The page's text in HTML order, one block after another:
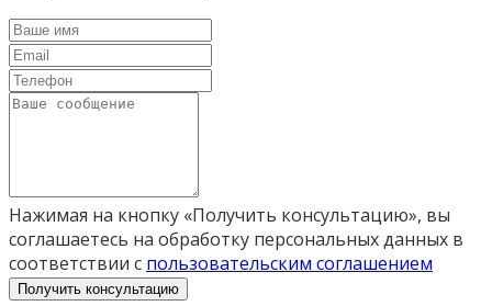
Нажимая на кнопку «Получить консультацию», вы
соглашаетесь на обработку персональных данных в
соответствии с пользовательским соглашением
Получить консультацию